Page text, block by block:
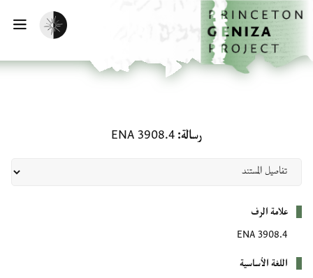
إلى المحتوى الرئيسي
الرئيسية
تفعيل الوضع المظلم
رسالة ENA 3908.4
علامة الرف
ENA 3908.4
اللغة الأساسية